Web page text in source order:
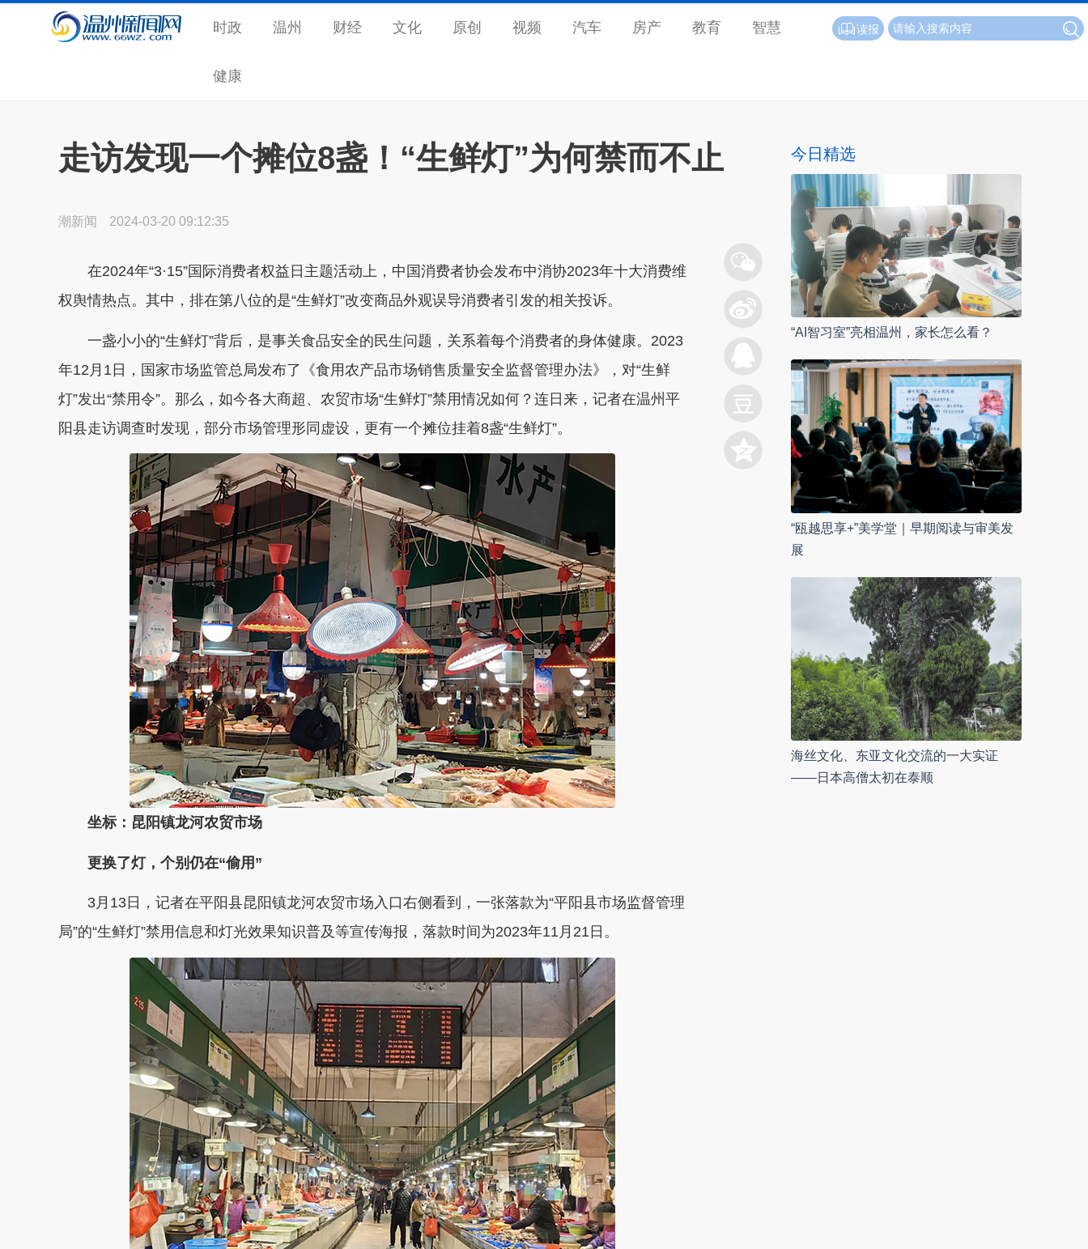
时政 温州 财经 文化 原创 视频 汽车 房产 教育 智慧
健康
读报
走访发现一个摊位8盏！“生鲜灯”为何禁而不止
潮新闻 2024-03-20 09:12:35
在2024年“3·15”国际消费者权益日主题活动上，中国消费者协会发布中消协2023年十大消费维
权舆情热点。其中，排在第八位的是“生鲜灯”改变商品外观误导消费者引发的相关投诉。
一盏小小的“生鲜灯”背后，是事关食品安全的民生问题，关系着每个消费者的身体健康。2023
年12月1日，国家市场监管总局发布了《食用农产品市场销售质量安全监督管理办法》，对“生鲜
灯”发出“禁用令”。那么，如今各大商超、农贸市场“生鲜灯”禁用情况如何？连日来，记者在温州平
阳县走访调查时发现，部分市场管理形同虚设，更有一个摊位挂着8盏“生鲜灯”。
坐标：昆阳镇龙河农贸市场
更换了灯，个别仍在“偷用”
3月13日，记者在平阳县昆阳镇龙河农贸市场入口右侧看到，一张落款为“平阳县市场监督管理
局”的“生鲜灯”禁用信息和灯光效果知识普及等宣传海报，落款时间为2023年11月21日。
今日精选
“AI智习室”亮相温州，家长怎么看？
“瓯越思享+”美学堂｜早期阅读与审美发
展
海丝文化、东亚文化交流的一大实证
——日本高僧太初在泰顺